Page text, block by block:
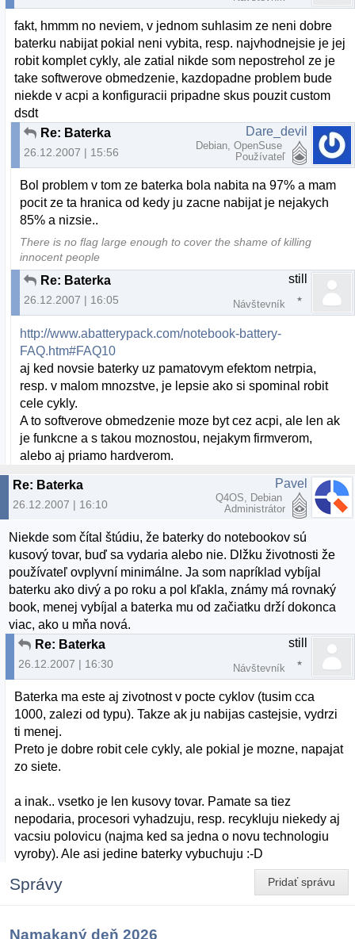
fakt, hmmm no neviem, v jednom suhlasim ze neni dobre
baterku nabijat pokial neni vybita, resp. najvhodnejsie je jej
robit komplet cykly, ale zatial nikde som nepostrehol ze je
take softwerove obmedzenie, kazdopadne problem bude
niekde v acpi a konfiguracii pripadne skus pouzit custom
dsdt
Re: Baterka
26.12.2007 | 15:56
Dare_devil
Debian, OpenSuse
Používateľ
Bol problem v tom ze baterka bola nabita na 97% a mam
pocit ze ta hranica od kedy ju zacne nabijat je nejakych
85% a nizsie..
There is no flag large enough to cover the shame of killing
innocent people
Re: Baterka
26.12.2007 | 16:05
still
Návštevník
http://www.abatterypack.com/notebook-battery-
FAQ.htm#FAQ10
aj ked novsie baterky uz pamatovym efektom netrpia,
resp. v malom mnozstve, je lepsie ako si spominal robit
cele cykly.
A to softverove obmedzenie moze byt cez acpi, ale len ak
je funkcne a s takou moznostou, nejakym firmverom,
alebo aj priamo hardverom.
Re: Baterka
26.12.2007 | 16:10
Pavel
Q4OS, Debian
Administrátor
Niekde som čítal štúdiu, že baterky do notebookov sú
kusový tovar, buď sa vydaria alebo nie. Dlžku životnosti že
používateľ ovplyvní minimálne. Ja som napríklad vybíjal
baterku ako divý a po roku a pol kľakla, známy má rovnaký
book, menej vybíjal a baterka mu od začiatku drží dokonca
viac, ako u mňa nová.
Re: Baterka
26.12.2007 | 16:30
still
Návštevník
Baterka ma este aj zivotnost v pocte cyklov (tusim cca
1000, zalezi od typu). Takze ak ju nabijas castejsie, vydrzi
ti menej.
Preto je dobre robit cele cykly, ale pokial je mozne, napajat
zo siete.
a inak.. vsetko je len kusovy tovar. Pamate sa tiez
nepodaria, procesori vyhadzuju, resp. recykluju niekedy aj
vacsiu polovicu (najma ked sa jedna o novu technologiu
vyroby). Ale asi jedine baterky vybuchuju :-D
Pridať správu
Správy
Namakaný deň 2026